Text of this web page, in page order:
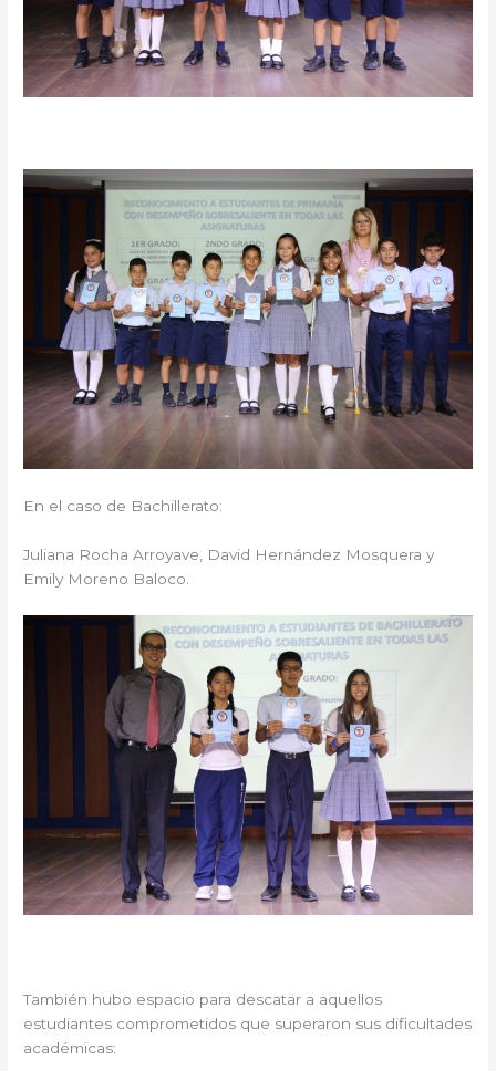
En el caso de Bachillerato:
Juliana Rocha Arroyave, David Hernández Mosquera y
Emily Moreno Baloco.
También hubo espacio para descatar a aquellos
estudiantes comprometidos que superaron sus dificultades
académicas: